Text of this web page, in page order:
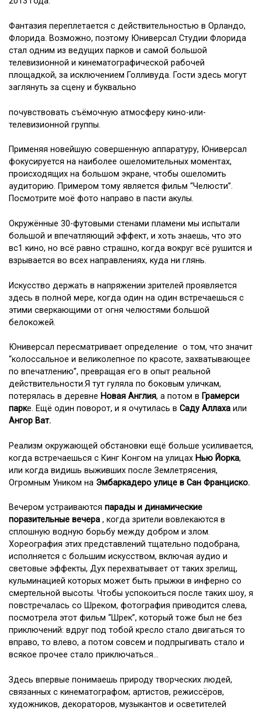
Фантазия переплетается с действительностью в Орландо,
Флорида. Возможно, поэтому Юниверсал Студии Флорида
стал одним из ведущих парков и самой большой
телевизионной и кинематографической рабочей
площадкой, за исключением Голливуда. Гости здесь могут
заглянуть за сцену и буквально
почувствовать съёмочную атмосферу кино-или-
телевизионной группы.
Применяя новейшую совершенную аппаратуру, Юниверсал
фокусируется на наиболее ошеломительных моментах,
происходящих на большом экране, чтобы ошеломить
аудиторию. Примером тому является фильм “Челюсти”.
Посмотрите моё фото направо в пасти акулы.
Окружённые 30-футовыми стенами пламени мы испытали
большой и впечатляющий эффект, и хоть знаешь, что это
вс1 кино, но всё равно страшно, когда вокруг всё рушится и
взрывается во всех направлениях, куда ни глянь.
Искусство держать в напряжении зрителей проявляется
здесь в полной мере, когда один на один встречаешься с
этими сверкающими от огня челюстями большой
белокожей.
Юниверсал пересматривает определение о том, что значит
“колоссальное и великолепное по красоте, захватывающее
по впечатлению”, превращая его в опыт реальной
действительности.Я тут гуляла по боковым уличкам,
потерялась в деревне Новая Англия, а потом в Грамерси
парке. Ещё один поворот, и я очутилась в Саду Аллаха или
Ангор Ват.
Реализм окружающей обстановки ещё больше усиливается,
когда встречаешься с Кинг Конгом на улицах Нью Йорка,
или когда видишь выживших после Землетрясения,
Огромным Уником на Эмбаркадеро улице в Сан Франциско.
Вечером устраиваются парады и динамические
поразительные вечера , когда зрители вовлекаются в
сплошную водную борьбу между добром и злом.
Хореография этих представлений тщательно подобрана,
исполняется с большим искусством, включая аудио и
световые эффекты, Дух перехватывает от таких зрелищ,
кульминацией которых может быть прыжки в инферно со
смертельной высоты. Чтобы успокоиться после таких шоу, я
повстречалась со Шреком, фотография приводится слева,
посмотрела этот фильм “Шрек”, который тоже был не без
приключений: вдруг под тобой кресло стало двигаться то
вправо, то влево, а потом совсем и подпрыгивать стало и
всякое прочее стало приключаться…
Здесь впервые понимаешь природу творческих людей,
связанных с кинематографом; артистов, режиссёров,
художников, декораторов, музыкантов и осветителей